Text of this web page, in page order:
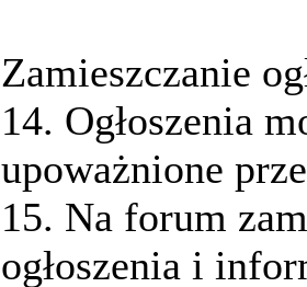
Zamieszczanie
14. Ogłoszenia
upoważnione
15. Na forum
ogłoszenia i